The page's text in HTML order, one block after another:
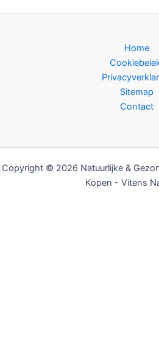
Home
Sitemap
Contact
Copyright © 2026 Natuurlijke &
Kopen - Vitens